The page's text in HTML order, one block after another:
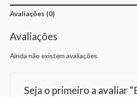
Avaliações (0)
Avaliações
Ainda não existem avaliações.
Seja o primeiro a avaliar